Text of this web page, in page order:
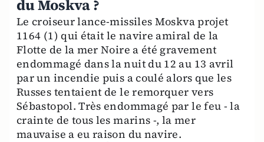
du Moskva ?
Le croiseur lance-missiles Moskva projet
1164 (1) qui était le navire amiral de la
Flotte de la mer Noire a été gravement
endommagé dans la nuit du 12 au 13 avril
par un incendie puis a coulé alors que les
Russes tentaient de le remorquer vers
Sébastopol. Très endommagé par le feu - la
crainte de tous les marins -, la mer
mauvaise a eu raison du navire.